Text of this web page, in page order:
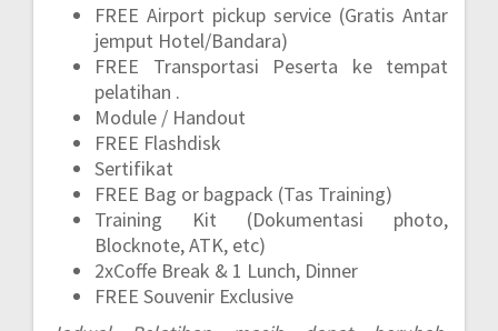
FREE Airport pickup service (Gratis Antar
jemput Hotel/Bandara)
FREE Transportasi Peserta ke tempat
pelatihan .
Module / Handout
FREE Flashdisk
Sertifikat
FREE Bag or bagpack (Tas Training)
Training Kit (Dokumentasi photo,
Blocknote, ATK, etc)
2xCoffe Break & 1 Lunch, Dinner
FREE Souvenir Exclusive